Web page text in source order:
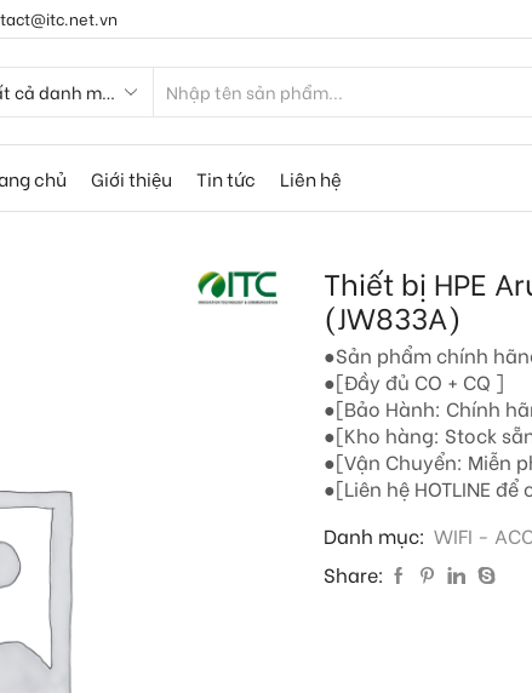
chủ Giới thiệu Tin tức Liên hệ
Thiết bị HPE
(JW833A)
●Sản phẩm chính
●[Đầy đủ CO + CQ ]
●[Bảo Hành: Chính
●[Kho hàng: Stock
●[Vận Chuyển: Miễn
●[Liên hệ HOTLINE
Danh mục: WIFI -
Share: